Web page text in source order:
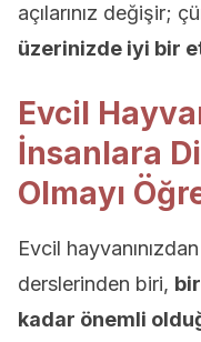
açılarınız değişir;
üzerinizde iyi bir
Evcil
İnsanlara
Olmayı
Evcil
derslerinden biri,
kadar önemli